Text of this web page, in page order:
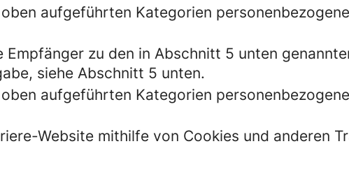
aufgeführten Kategorien
zu den in Abschnitt 5 unten
siehe Abschnitt 5 unten.
aufgeführten Kategorien
Website mithilfe von Cookies und anderen